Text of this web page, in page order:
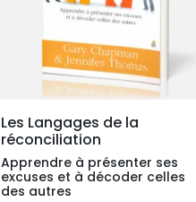
search APERÇU RAPIDE
Les Langages de la
réconciliation
Apprendre à présenter ses
excuses et à décoder celles
des autres